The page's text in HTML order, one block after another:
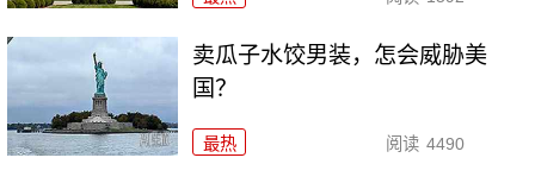
卖瓜子水饺男装，怎会威胁美
国？
最热 阅读 4490